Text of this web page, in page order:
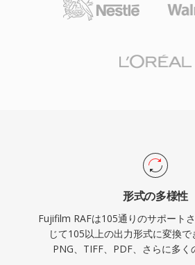
形式の多様性
Fujifilm RAFは105通りのサポート
じて105以上の出力形式に変換で
PNG、TIFF、PDF、さらに多く